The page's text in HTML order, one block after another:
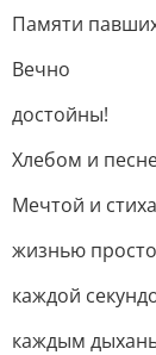
Памяти
Вечно
достойны!
Хлебом и
Мечтой и
жизнью
каждой
каждым